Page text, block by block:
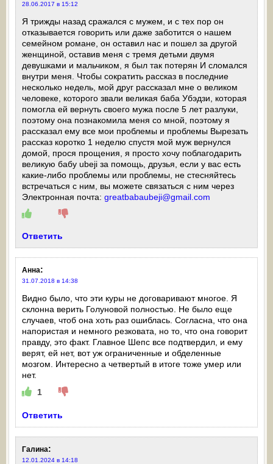
28.06.2017 в 15:12
Я трижды назад сражался с мужем, и с тех пор он
отказывается говорить или даже заботится о нашем
семейном романе, он оставил нас и пошел за другой
женщиной, оставив меня с тремя детьми двумя
девушками и мальчиком, я был так потерян И сломался
внутри меня. Чтобы сократить рассказ в последние
несколько недель, мой друг рассказал мне о великом
человеке, которого звали великая баба Убэдзи, которая
помогла ей вернуть своего мужа после 5 лет разлуки,
поэтому она познакомила меня со мной, поэтому я
рассказал ему все мои проблемы и проблемы Вырезать
рассказ коротко 1 неделю спустя мой муж вернулся
домой, прося прощения, я просто хочу поблагодарить
великую бабу ubeji за помощь, друзья, если у вас есть
какие-либо проблемы или проблемы, не стесняйтесь
встречаться с ним, вы можете связаться с ним через
Электронная почта:greatbabaubeji@gmail.com
Ответить
Анна:
31.07.2018 в 14:38
Видно было, что эти куры не договаривают многое. Я
склонна верить Голуновой полностью. Не было еще
случаев, чтоб она хоть раз ошиблась. Согласна, что она
напористая и немного резковата, но то, что она говорит
правду, это факт. Главное Шепс все подтвердил, и ему
верят, ей нет, вот уж ограниченные и обделенные
мозгом. Интересно а четвертый в итоге тоже умер или
нет.
1
Ответить
Галина:
12.01.2024 в 14:18